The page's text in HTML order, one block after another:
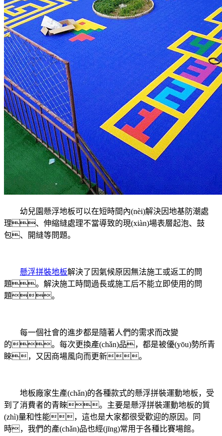
幼兒園懸浮地板可以在短時間內(nèi)解決因地基防潮處
理、伸縮縫處理不當導致的現(xiàn)場表層起泡、鼓
包、開縫等問題。
懸浮拼裝地板解決了因氣候原因無法施工或返工的問
題。解決施工時間過長或施工后不能立即使用的問
題。
每一個社會的進步都是隨著人們的需求而改變
的。每次更換產(chǎn)品，都是被優(yōu)勢所青
睞，又因商場風向而更新。
地板廠家生產(chǎn)的各種款式的懸浮拼裝運動地板，受
到了消費者的青睞。主要是懸浮拼裝運動地板的質
(zhì)量和性能，這也是大家都很受歡迎的原因。同
時，我們的產(chǎn)品也經(jīng)常用于各種比賽場館。